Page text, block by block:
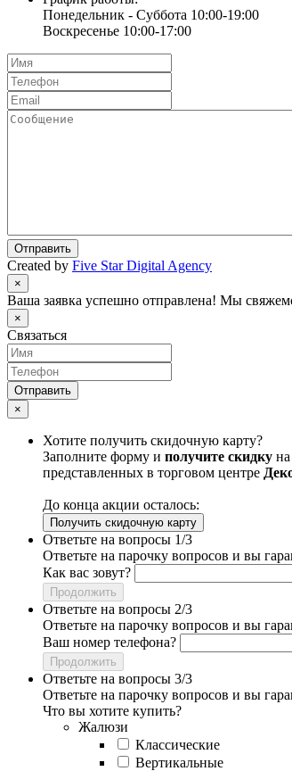
Понедельник - Суббота 10:00-19:00
Воскресенье 10:00-17:00
Отправить
Created by Five Star Digital Agency
×
Ваша заявка успешно отправлена! Мы
×
Связаться
Отправить
×
Хотите получить скидочную карту?
Заполните форму и получите скидку
представленных в торговом центре
До конца акции осталось:
Получить скидочную карту
Ответьте на вопросы 1/3
Ответьте на парочку вопросов и вы
Как вас зовут?
Продолжить
Ответьте на вопросы 2/3
Ответьте на парочку вопросов и вы
Ваш номер телефона?
Продолжить
Ответьте на вопросы 3/3
Ответьте на парочку вопросов и вы
Что вы хотите купить?
Жалюзи
Классические
Вертикальные